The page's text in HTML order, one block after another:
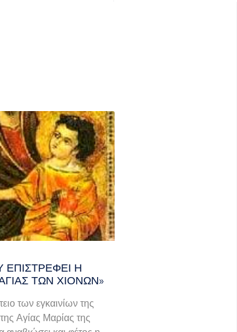
ΕΠΙΣΤΡΈΦΕΙ Η
ΤΩΝ ΧΙΌΝΩΝ»
των εγκαινίων της
Αγίας Μαρίας της